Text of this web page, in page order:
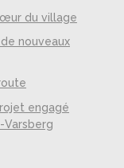
du village
nouveaux
engagé
Varsberg